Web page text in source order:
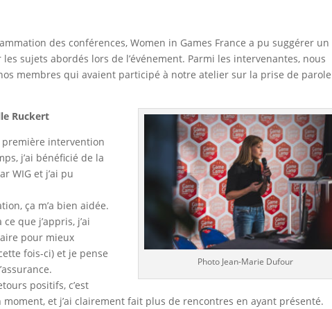
des conférences, Women in Games France a pu suggérer un
sujets abordés lors de l’événement. Parmi les intervenantes, nous
membres qui avaient participé à notre atelier sur la prise de
Photo Jean-Marie Dufour
Ruckert
première intervention
j’ai bénéficié de la
WIG et j’ai pu
ça m’a bien aidée.
que j’appris, j’ai
pour mieux
fois-ci) et je pense
positifs, c’est
et j’ai clairement fait plus de rencontres en ayant présenté.